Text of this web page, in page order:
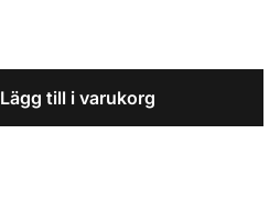
Lägg till i varukorg